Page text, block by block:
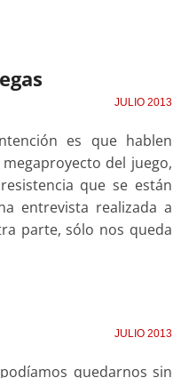
JULIO 2013
es que hablen
del juego,
que se están
entrevista realizada a
parte, sólo nos queda
JULIO 2013
quedarnos sin